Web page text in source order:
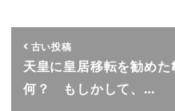
古い投稿
天皇に皇居移転を勧め
何？ もしかして、…